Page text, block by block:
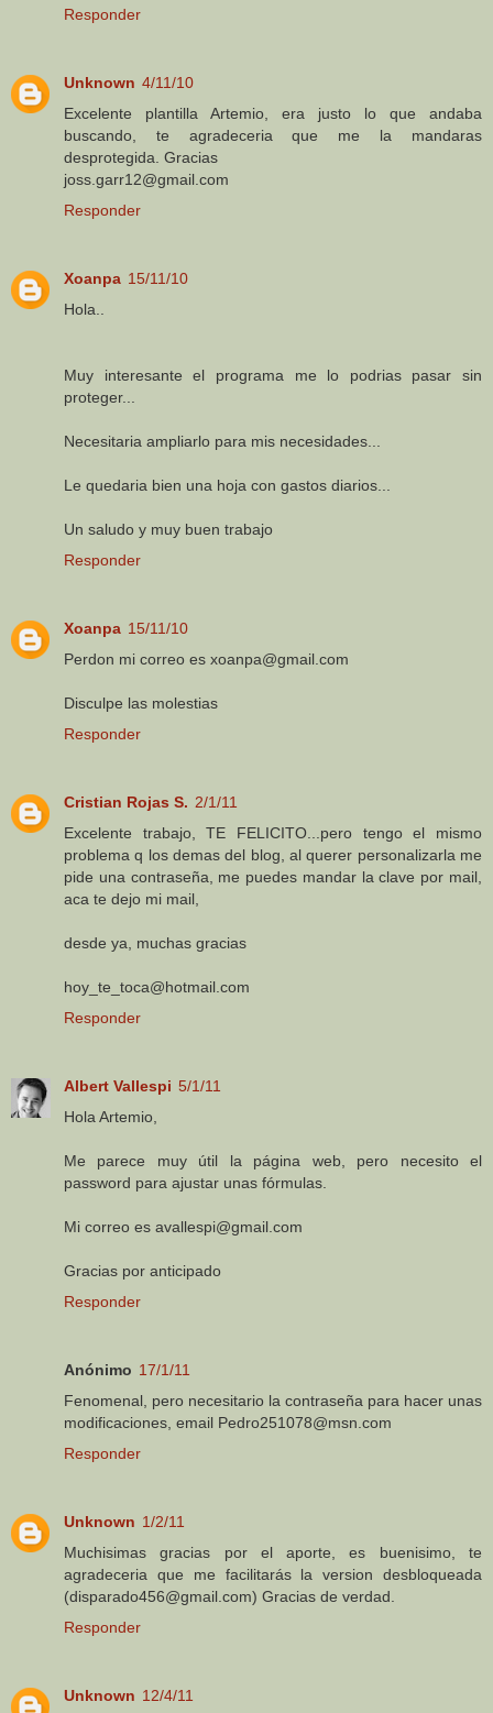
Responder
Unknown 4/11/10
Excelente plantilla Artemio, era justo lo que andaba
buscando, te agradeceria que me la mandaras
desprotegida. Gracias
joss.garr12@gmail.com
Responder
Xoanpa 15/11/10
Hola..
Muy interesante el programa me lo podrias pasar sin
proteger...
Necesitaria ampliarlo para mis necesidades...
Le quedaria bien una hoja con gastos diarios...
Un saludo y muy buen trabajo
Responder
Xoanpa 15/11/10
Perdon mi correo es xoanpa@gmail.com
Disculpe las molestias
Responder
Cristian Rojas S. 2/1/11
Excelente trabajo, TE FELICITO...pero tengo el mismo
problema q los demas del blog, al querer personalizarla me
pide una contraseña, me puedes mandar la clave por mail,
aca te dejo mi mail,
desde ya, muchas gracias
hoy_te_toca@hotmail.com
Responder
Albert Vallespi 5/1/11
Hola Artemio,
Me parece muy útil la página web, pero necesito el
password para ajustar unas fórmulas.
Mi correo es avallespi@gmail.com
Gracias por anticipado
Responder
Anónimo 17/1/11
Fenomenal, pero necesitario la contraseña para hacer unas
modificaciones, email Pedro251078@msn.com
Responder
Unknown 1/2/11
Muchisimas gracias por el aporte, es buenisimo, te
agradeceria que me facilitarás la version desbloqueada
(disparado456@gmail.com) Gracias de verdad.
Responder
Unknown 12/4/11